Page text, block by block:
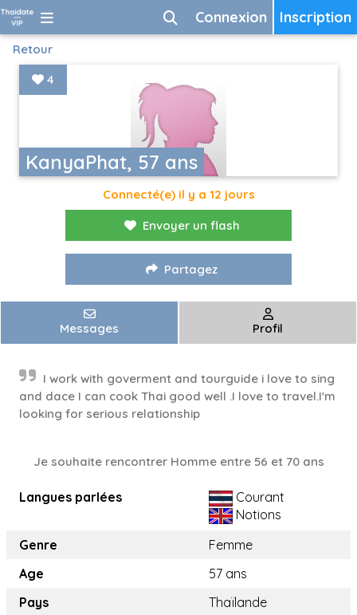
Inscription
Connexion
Retour
KanyaPhat, 57 ans
4
Connecté(e) il y a 12 jours
Envoyer un flash
Partagez
Messages Profil
I work with goverment and tourguide i love to sing
and dace I can cook Thai good well .I love to travel.I'm
looking for serious relationship
Je souhaite rencontrer Homme entre 56 et 70 ans
Langues parlées
Courant
Notions
Genre
Femme
Age
57 ans
Pays
Thaïlande